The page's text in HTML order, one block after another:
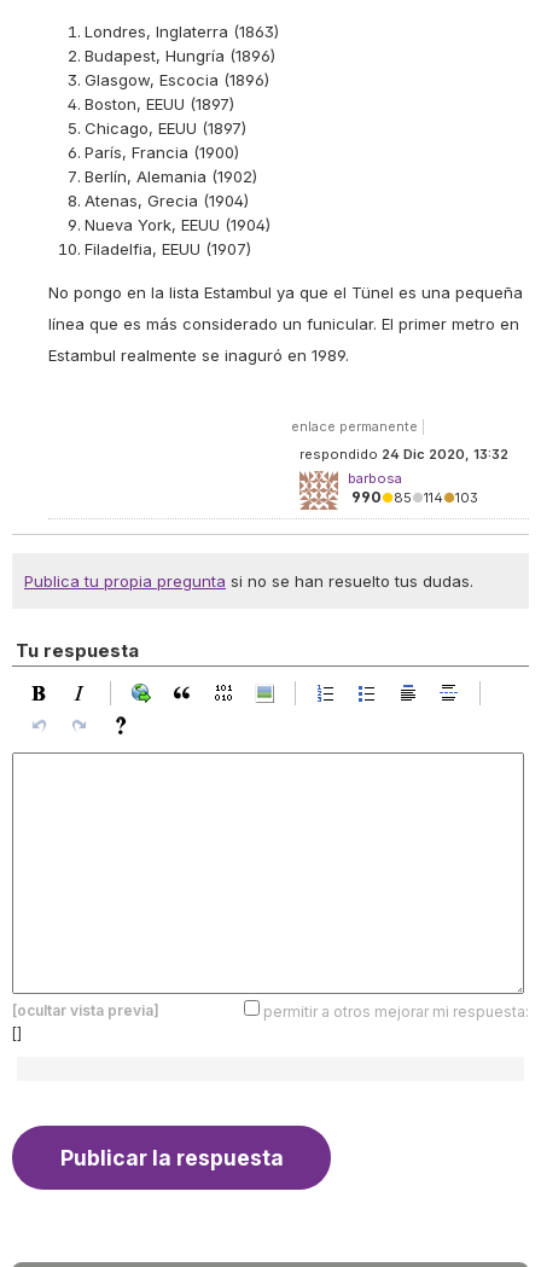
Londres, Inglaterra (1863)
Budapest, Hungría (1896)
Glasgow, Escocia (1896)
Boston, EEUU (1897)
Chicago, EEUU (1897)
París, Francia (1900)
Berlín, Alemania (1902)
Atenas, Grecia (1904)
Nueva York, EEUU (1904)
Filadelfia, EEUU (1907)
No pongo en la lista Estambul ya que el Tünel es una pequeña
línea que es más considerado un funicular. El primer metro en
Estambul realmente se inaguró en 1989.
enlace permanente
respondido 24 Dic 2020, 13:32
barbosa
990●85●114●103
Publica tu propia pregunta si no se han resuelto tus dudas.
Tu respuesta
[ocultar vista previa]
permitir a otros mejorar mi respuesta:
[]